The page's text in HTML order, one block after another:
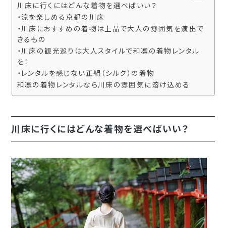
川床に行くにはどんな着物を選べばいい？
・涼を楽しめる京都の川床
・川床におすすめの着物は上品で大人の雰囲気を演出で
きるもの
・川床の観光巡りは大人スタイルで和凛の着物レンタル
を！
・レンタルを感じない正絹（シルク）の着物
和凛の着物レンタルなら川床の雰囲気に溶け込める
川床に行くにはどんな着物を選べばいい？